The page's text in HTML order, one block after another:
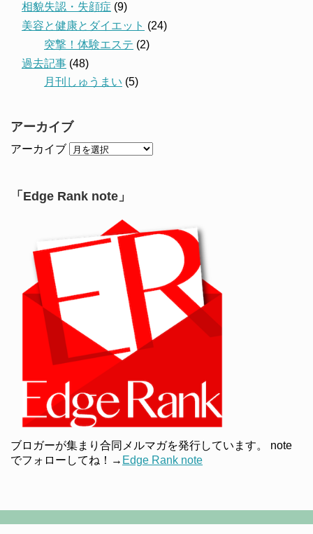
相貌失認・失顔症 (9)
美容と健康とダイエット (24)
突撃！体験エステ (2)
過去記事 (48)
月刊しゅうまい (5)
アーカイブ
アーカイブ
「Edge Rank note」
ブロガーが集まり合同メルマガを発行しています。 note
でフォローしてね！→ Edge Rank note